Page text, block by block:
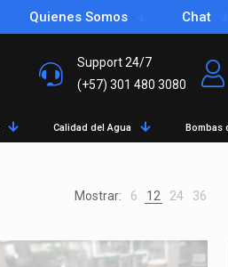
Quienes Somos Chat
Support 24/7
(+57) 301 480 3080
Calidad del Agua Bombas
Mostrar: 6 12 24 36